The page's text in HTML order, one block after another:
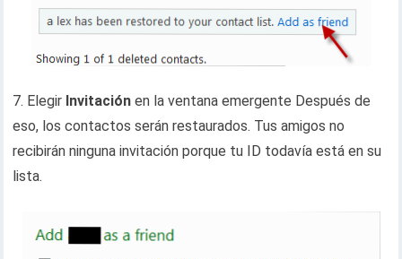
7. Elegir Invitación en la ventana emergente Después de
eso, los contactos serán restaurados. Tus amigos no
recibirán ninguna invitación porque tu ID todavía está en su
lista.